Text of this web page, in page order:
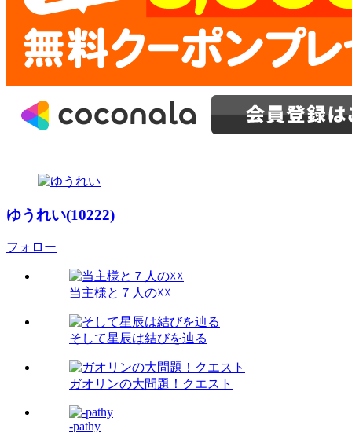
ゆうれい(10222)
フォロー
当主様と７人の☓☓
そして星辰は結びを辿る
ガオリンの大問題！クエスト
-pathy